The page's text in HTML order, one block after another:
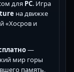
для PC. Игра
на движке
«Хосров и
—
мир горы
память,